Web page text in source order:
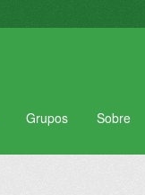
Grupos Sobre